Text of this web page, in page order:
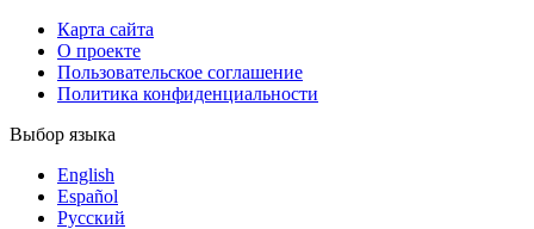
Карта сайта
О проекте
Пользовательское соглашение
Политика конфиденциальности
Выбор языка
English
Español
Русский